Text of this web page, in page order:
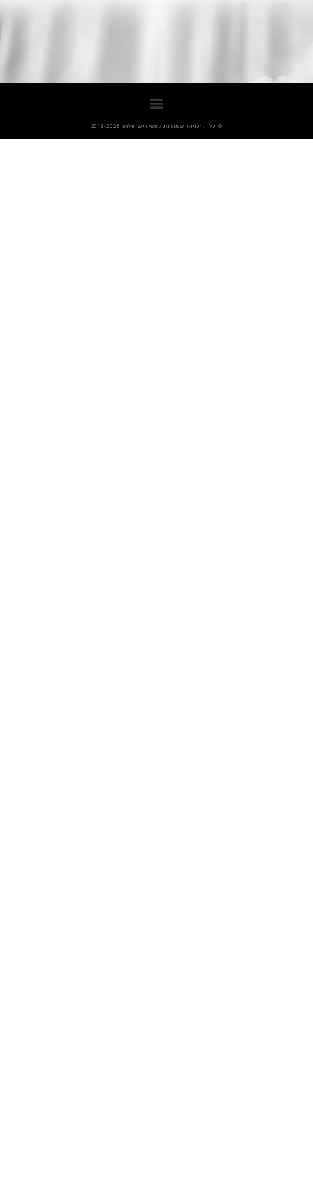
© כל הזכויות שמורות לחסידיש פלוס 2013-2026